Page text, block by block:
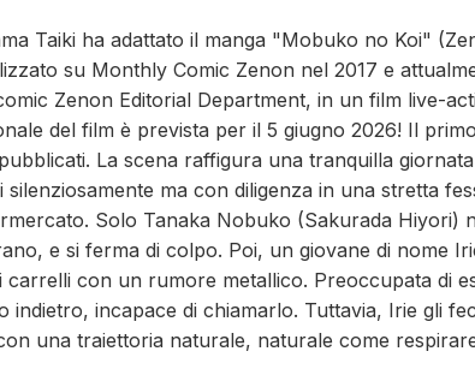
Taiki ha adattato il manga "Mobuko no Koi"
su Monthly Comic Zenon nel 2017 e
Zenon Editorial Department, in un film live-
del film è prevista per il 5 giugno 2026! Il
La scena raffigura una tranquilla
silenziosamente ma con diligenza in una stretta
Solo Tanaka Nobuko (Sakurada Hiyori)
e si ferma di colpo. Poi, un giovane di nome
carrelli con un rumore metallico. Preoccupata di
indietro, incapace di chiamarlo. Tuttavia, Irie gli
una traiettoria naturale, naturale come